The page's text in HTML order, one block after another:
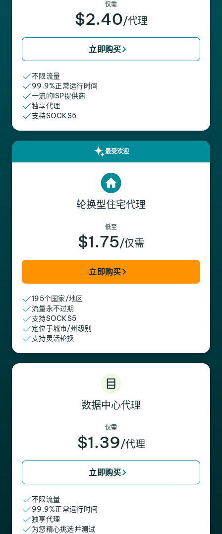
仅需
$2.40/代理
立即购买
不限流量
99.9%正常运行时间
一流的ISP提供商
独享代理
支持SOCKS5
最受欢迎
轮换型住宅代理
低至
$1.75/仅需
立即购买
195个国家/地区
流量永不过期
支持SOCKS5
定位于城市/州级别
支持灵活轮换
数据中心代理
仅需
$1.39/代理
立即购买
不限流量
99.9%正常运行时间
独享代理
为您精心挑选并测试